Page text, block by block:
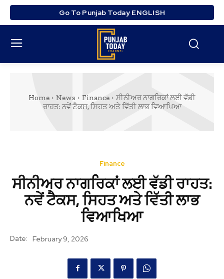
Go To Punjab Today ENGLISH
Home News Finance
ਸੀਨੀਅਰ ਨਾਗਰਿਕਾਂ ਲਈ ਵੱਡੀ
ਰਾਹਤ: ਨਵੇਂ ਟੈਕਸ, ਸਿਹਤ ਅਤੇ ਵਿੱਤੀ ਲਾਭ ਵਿਆਖਿਆ
Finance
ਸੀਨੀਅਰ ਨਾਗਰਿਕਾਂ ਲਈ ਵੱਡੀ ਰਾਹਤ:
ਨਵੇਂ ਟੈਕਸ, ਸਿਹਤ ਅਤੇ ਵਿੱਤੀ ਲਾਭ
ਵਿਆਖਿਆ
Date: February 9, 2026